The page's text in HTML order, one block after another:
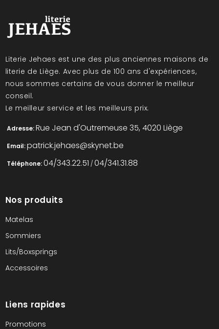
Literie Jehaes est une des plus anciennes maisons de
literie de Liège. Avec plus de 100 ans d'expériences,
nous sommes certains de vous donner le meilleur
conseil.
Le meilleur service et les meilleurs prix.
Adresse: Rue Jean d'Outremeuse 35, 4020 Liège
Email: patrick.jehaes@skynet.be
Téléphone: 04/343.22.51 /04/341.31.88
Nos produits
Matelas
Sommiers
Lits/Boxsprings
Accessoires
Liens rapides
Promotions